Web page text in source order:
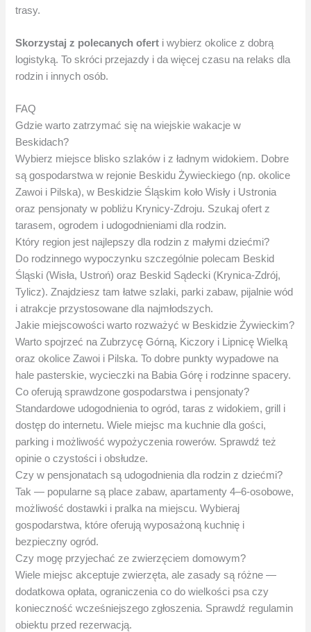
trasy.
Skorzystaj z polecanych ofert i wybierz okolice z dobrą
logistyką. To skróci przejazdy i da więcej czasu na relaks dla
rodzin i innych osób.
FAQ
Gdzie warto zatrzymać się na wiejskie wakacje w
Beskidach?
Wybierz miejsce blisko szlaków i z ładnym widokiem. Dobre
są gospodarstwa w rejonie Beskidu Żywieckiego (np. okolice
Zawoi i Pilska), w Beskidzie Śląskim koło Wisły i Ustronia
oraz pensjonaty w pobliżu Krynicy-Zdroju. Szukaj ofert z
tarasem, ogrodem i udogodnieniami dla rodzin.
Który region jest najlepszy dla rodzin z małymi dziećmi?
Do rodzinnego wypoczynku szczególnie polecam Beskid
Śląski (Wisła, Ustroń) oraz Beskid Sądecki (Krynica-Zdrój,
Tylicz). Znajdziesz tam łatwe szlaki, parki zabaw, pijalnie wód
i atrakcje przystosowane dla najmłodszych.
Jakie miejscowości warto rozważyć w Beskidzie Żywieckim?
Warto spojrzeć na Zubrzycę Górną, Kiczory i Lipnicę Wielką
oraz okolice Zawoi i Pilska. To dobre punkty wypadowe na
hale pasterskie, wycieczki na Babia Górę i rodzinne spacery.
Co oferują sprawdzone gospodarstwa i pensjonaty?
Standardowe udogodnienia to ogród, taras z widokiem, grill i
dostęp do internetu. Wiele miejsc ma kuchnie dla gości,
parking i możliwość wypożyczenia rowerów. Sprawdź też
opinie o czystości i obsłudze.
Czy w pensjonatach są udogodnienia dla rodzin z dziećmi?
Tak — popularne są place zabaw, apartamenty 4–6-osobowe,
możliwość dostawki i pralka na miejscu. Wybieraj
gospodarstwa, które oferują wyposażoną kuchnię i
bezpieczny ogród.
Czy mogę przyjechać ze zwierzęciem domowym?
Wiele miejsc akceptuje zwierzęta, ale zasady są różne —
dodatkowa opłata, ograniczenia co do wielkości psa czy
konieczność wcześniejszego zgłoszenia. Sprawdź regulamin
obiektu przed rezerwacją.